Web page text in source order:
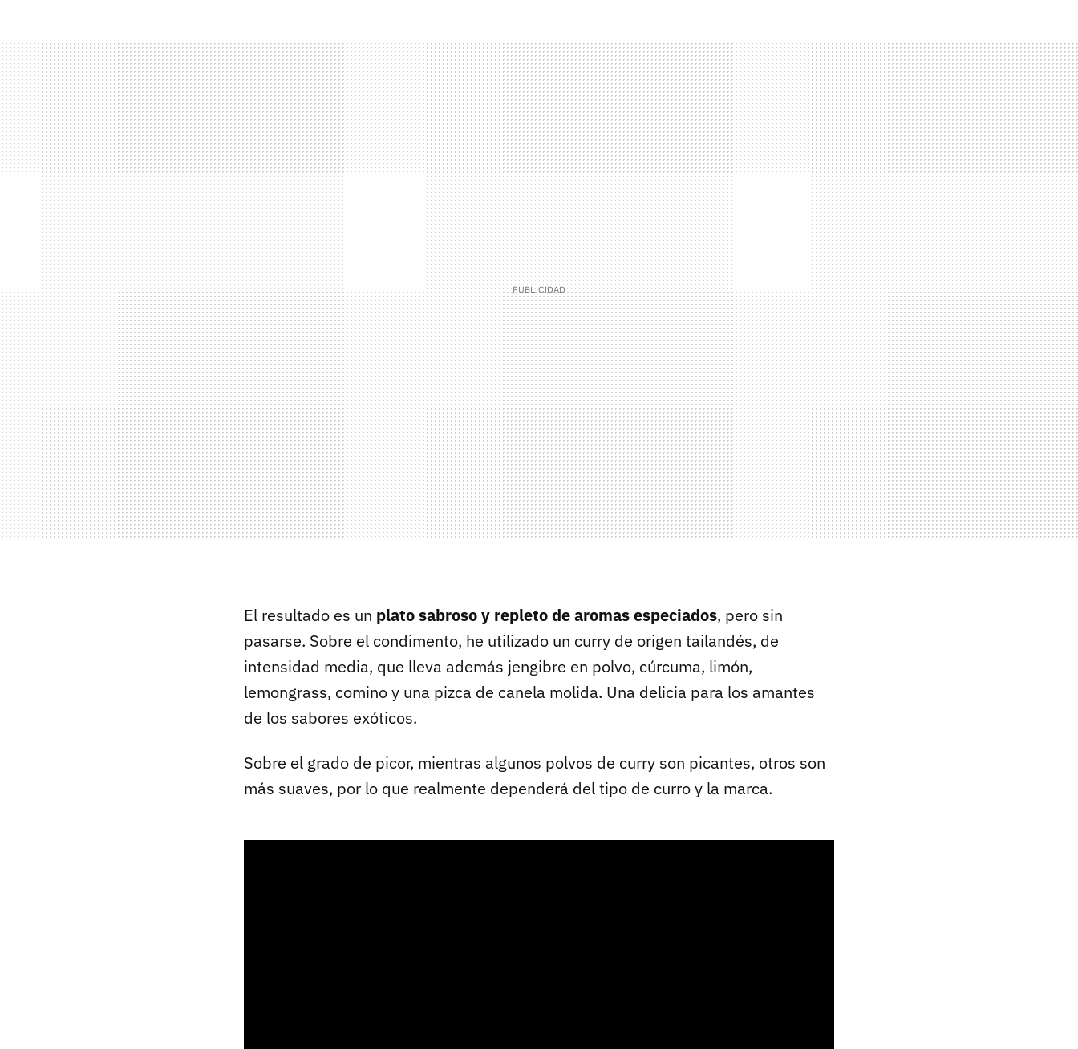
El resultado es un plato sabroso y repleto de aromas especiados, pero sin
pasarse. Sobre el condimento, he utilizado un curry de origen tailandés, de
intensidad media, que lleva además jengibre en polvo, cúrcuma, limón,
lemongrass, comino y una pizca de canela molida. Una delicia para los amantes
de los sabores exóticos.
Sobre el grado de picor, mientras algunos polvos de curry son picantes, otros son
más suaves, por lo que realmente dependerá del tipo de curro y la marca.